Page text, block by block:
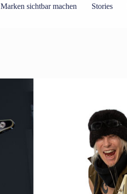
Marken sichtbar machen Stories